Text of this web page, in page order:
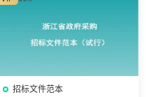
招标文件范本